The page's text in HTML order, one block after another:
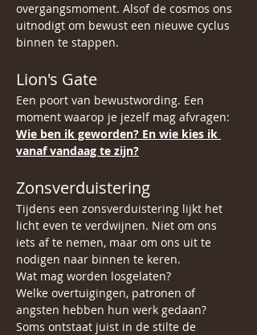
overgangsmoment. Alsof de cosmos ons
uitnodigt om bewust een nieuwe cyclus
binnen te stappen.
Lion's Gate
Een poort van bewustwording. Een
moment waarop je jezelf mag afvragen:
Wie ben ik geworden? En wie kies ik
vanaf vandaag te zijn?
Zonsverduistering
Tijdens een zonsverduistering lijkt het
licht even te verdwijnen. Niet om ons
iets af te nemen, maar om ons uit te
nodigen naar binnen te keren.
Wat mag worden losgelaten?
Welke overtuigingen, patronen of
angsten hebben hun werk gedaan?
Soms ontstaat juist in de stilte de